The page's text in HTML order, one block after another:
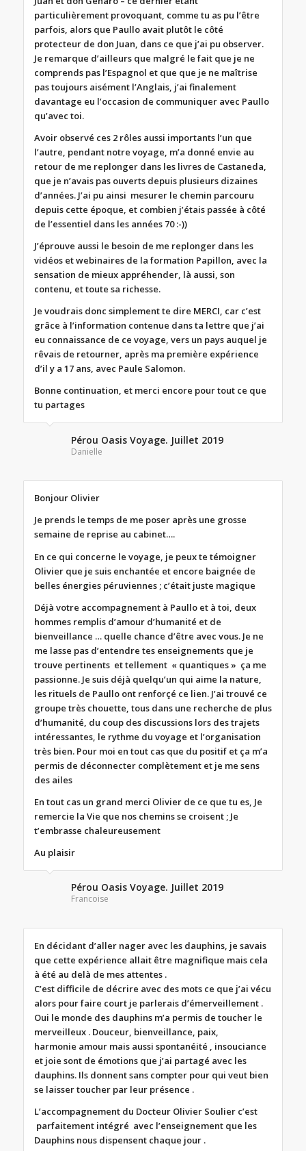
particulièrement provoquant, comme tu as pu l’être
parfois, alors que Paullo avait plutôt le côté
protecteur de don Juan, dans ce que j’ai pu observer.
Je remarque d’ailleurs que malgré le fait que je ne
comprends pas l’Espagnol et que que je ne maîtrise
pas toujours aisément l’Anglais, j’ai finalement
davantage eu l’occasion de communiquer avec Paullo
qu’avec toi.
Avoir observé ces 2 rôles aussi importants l’un que
l’autre, pendant notre voyage, m’a donné envie au
retour de me replonger dans les livres de Castaneda,
que je n’avais pas ouverts depuis plusieurs dizaines
d’années. J’ai pu ainsi mesurer le chemin parcouru
depuis cette époque, et combien j’étais passée à côté
de l’essentiel dans les années 70 :-))
J’éprouve aussi le besoin de me replonger dans les
vidéos et webinaires de la formation Papillon, avec la
sensation de mieux appréhender, là aussi, son
contenu, et toute sa richesse.
Je voudrais donc simplement te dire MERCI, car c’est
grâce à l’information contenue dans ta lettre que j’ai
eu connaissance de ce voyage, vers un pays auquel je
rêvais de retourner, après ma première expérience
d’il y a 17 ans, avec Paule Salomon.
Bonne continuation, et merci encore pour tout ce que
tu partages
Pérou Oasis Voyage. Juillet 2019
Danielle
Bonjour Olivier
Je prends le temps de me poser après une grosse
semaine de reprise au cabinet….
En ce qui concerne le voyage, je peux te témoigner
Olivier que je suis enchantée et encore baignée de
belles énergies péruviennes ; c’était juste magique
Déjà votre accompagnement à Paullo et à toi, deux
hommes remplis d’amour d’humanité et de
bienveillance … quelle chance d’être avec vous. Je ne
me lasse pas d’entendre tes enseignements que je
trouve pertinents et tellement « quantiques » ça me
passionne. Je suis déjà quelqu’un qui aime la nature,
les rituels de Paullo ont renforçé ce lien. J’ai trouvé ce
groupe très chouette, tous dans une recherche de plus
d’humanité, du coup des discussions lors des trajets
intéressantes, le rythme du voyage et l’organisation
très bien. Pour moi en tout cas que du positif et ça m’a
permis de déconnecter complètement et je me sens
des ailes
En tout cas un grand merci Olivier de ce que tu es, Je
remercie la Vie que nos chemins se croisent ; Je
t’embrasse chaleureusement
Au plaisir
Pérou Oasis Voyage. Juillet 2019
Francoise
En décidant d’aller nager avec les dauphins, je savais
que cette expérience allait être magnifique mais cela
à été au delà de mes attentes .
C’est difficile de décrire avec des mots ce que j’ai vécu
alors pour faire court je parlerais d’émerveillement .
Oui le monde des dauphins m’a permis de toucher le
merveilleux . Douceur, bienveillance, paix,
harmonie amour mais aussi spontanéité , insouciance
et joie sont de émotions que j’ai partagé avec les
dauphins. Ils donnent sans compter pour qui veut bien
se laisser toucher par leur présence .
L’accompagnement du Docteur Olivier Soulier c’est
parfaitement intégré avec l’enseignement que les
Dauphins nous dispensent chaque jour .